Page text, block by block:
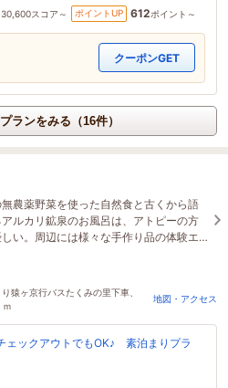
30,600スコア～ ポイントUP 612ポイント～
クーポンGET
ランをみる（16件）
農薬野菜を使った自然食と古くから語
アルカリ鉱泉のお風呂は、アトピーの方
い。周辺には様々な手作り品の体験エ
の里”があり、何度でも訪れたくなりま
猿ヶ京行バスたくみの里下車、
ｍ
地図・アクセス
ェックアウトでもOK♪ 素泊まりプラ